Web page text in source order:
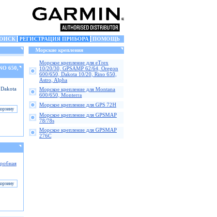
РЕГИСТРАЦИЯ ПРИБОРА
ПОМОЩЬ
650,
Морские крепления
Морское крепление для eTrex
10/20/30, GPSAMP 62/64, Oregon
600/650, Dakota 10/20, Rino 650,
Astro, Alpha
Морское крепление для Montana
600/650, Monterra
Морское крепление для GPS 72H
Морское крепление для GPSMAP
78/78s
Морское крепление для GPSMAP
276C